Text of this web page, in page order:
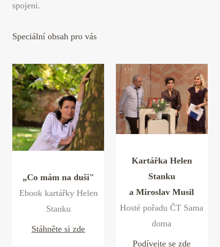
spojeni.
Speciální obsah pro vás
„Co mám na duši"
Ebook kartářky Helen
Stanku
Stáhněte si zde
Kartářka Helen
Stanku
a Miroslav Musil
Hosté pořadu ČT Sama
doma
Podívejte se zde